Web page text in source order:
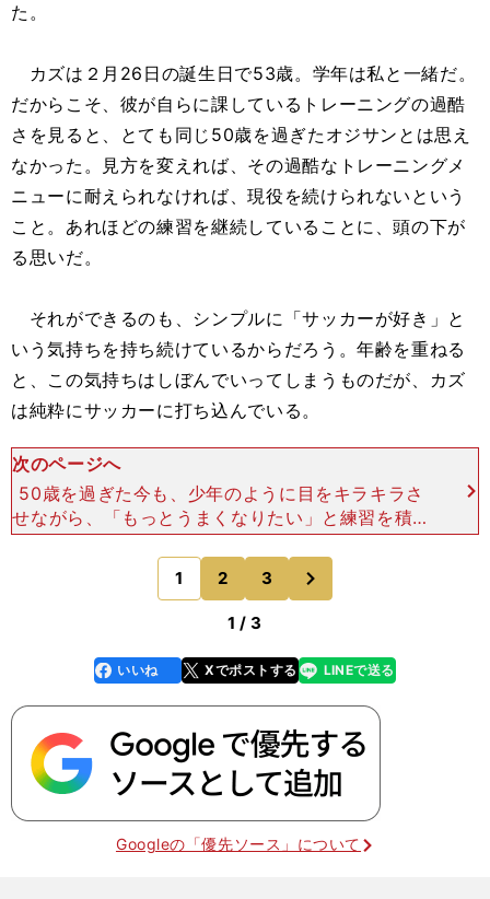
た。
カズは２月26日の誕生日で53歳。学年は私と一緒だ。
だからこそ、彼が自らに課しているトレーニングの過酷
さを見ると、とても同じ50歳を過ぎたオジサンとは思え
なかった。見方を変えれば、その過酷なトレーニングメ
ニューに耐えられなければ、現役を続けられないという
こと。あれほどの練習を継続していることに、頭の下が
る思いだ。
それができるのも、シンプルに「サッカーが好き」と
いう気持ちを持ち続けているからだろう。年齢を重ねる
と、この気持ちはしぼんでいってしまうものだが、カズ
は純粋にサッカーに打ち込んでいる。
次のページへ
50歳を過ぎた今も、少年のように目をキラキラさ
せながら、「もっとうまくなりたい」と練習を積み
重ねている。グアムでアンドレス・イニエスタのプ
レーについても語り合ったが、私は「イニエスタの
プレーのよさをど
1 2 3
1 / 3
faceboo
k
いいね Xでポストする
line LINEで送る
Googleの「優先ソース」について